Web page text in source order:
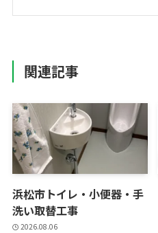
関連記事
浜松市トイレ・小便器・手
洗い取替工事
2026.08.06